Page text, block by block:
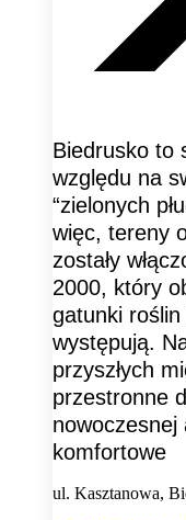
Biedrusko to
względu na
“zielonych
więc, tereny
zostały
2000, który
gatunki
występują.
przyszłych
przestronne
komfortowe
ul. Kasztanowa,